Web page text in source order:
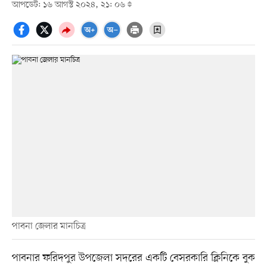
আপডেট: ১৬ আগস্ট ২০২৪, ২১: ০৬
পাবনা জেলার মানচিত্র
পাবনার ফরিদপুর উপজেলা সদরের একটি বেসরকারি ক্লিনিকে বুক